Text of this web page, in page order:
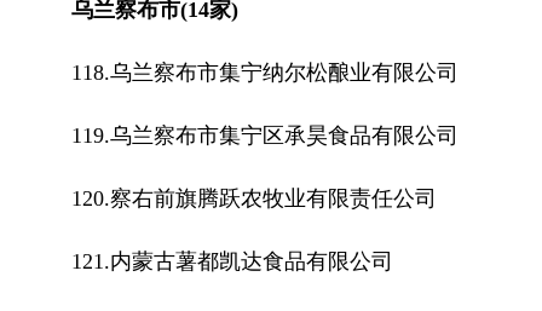
乌兰察布市(14家)
118.乌兰察布市集宁纳尔松酿业有限公司
119.乌兰察布市集宁区承昊食品有限公司
120.察右前旗腾跃农牧业有限责任公司
121.内蒙古薯都凯达食品有限公司